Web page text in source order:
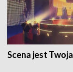
Scena jest Twoja